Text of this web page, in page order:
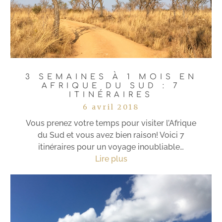
3 SEMAINES À 1 MOIS EN
AFRIQUE DU SUD : 7
ITINÉRAIRES
6 avril 2018
Vous prenez votre temps pour visiter l’Afrique
du Sud et vous avez bien raison! Voici 7
itinéraires pour un voyage inoubliable…
Lire plus